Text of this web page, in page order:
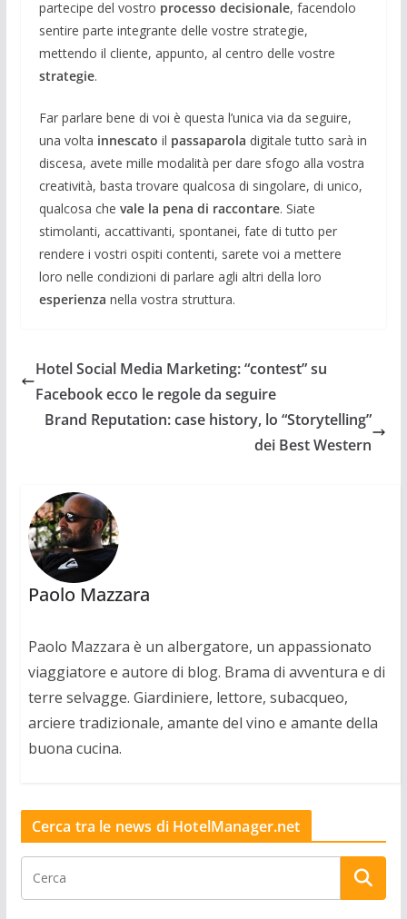
partecipe del vostro processo decisionale, facendolo
sentire parte integrante delle vostre strategie,
mettendo il cliente, appunto, al centro delle vostre
strategie.
Far parlare bene di voi è questa l’unica via da seguire,
una volta innescato il passaparola digitale tutto sarà in
discesa, avete mille modalità per dare sfogo alla vostra
creatività, basta trovare qualcosa di singolare, di unico,
qualcosa che vale la pena di raccontare. Siate
stimolanti, accattivanti, spontanei, fate di tutto per
rendere i vostri ospiti contenti, sarete voi a mettere
loro nelle condizioni di parlare agli altri della loro
esperienza nella vostra struttura.
Hotel Social Media Marketing: “contest” su
Facebook ecco le regole da seguire
Brand Reputation: case history, lo “Storytelling”
dei Best Western
Paolo Mazzara
Paolo Mazzara è un albergatore, un appassionato
viaggiatore e autore di blog. Brama di avventura e di
terre selvagge. Giardiniere, lettore, subacqueo,
arciere tradizionale, amante del vino e amante della
buona cucina.
Cerca tra le news di HotelManager.net